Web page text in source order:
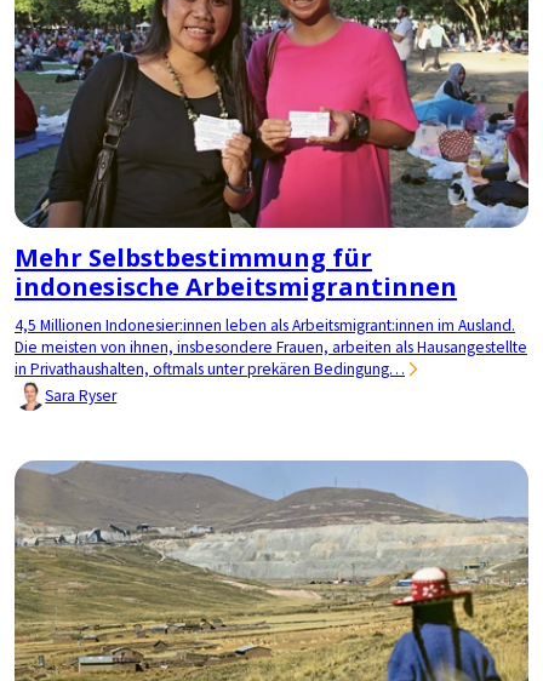
Mehr Selbstbestimmung für
indonesische Arbeitsmigrantinnen
4,5 Millionen Indonesier:innen leben als Arbeitsmigrant:innen im Ausland.
Die meisten von ihnen, insbesondere Frauen, arbeiten als Hausangestellte
in Privathaushalten, oftmals unter prekären Bedingung…
Sara Ryser